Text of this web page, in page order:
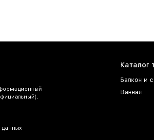
данных
Каталог
Балкон и
Ванная